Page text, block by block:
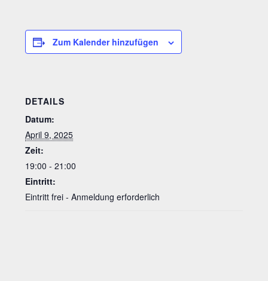
Zum Kalender hinzufügen
DETAILS
Datum:
April 9, 2025
Zeit:
19:00 - 21:00
Eintritt:
Eintritt frei - Anmeldung erforderlich